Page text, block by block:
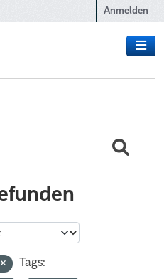
Anmelden
Tags: